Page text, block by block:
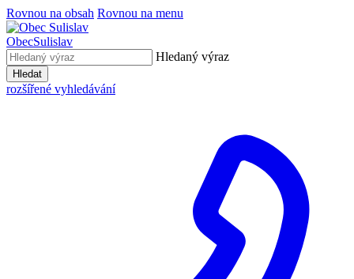
Rovnou na obsah Rovnou na menu
ObecSulislav
Hledaný výraz
Hledat
rozšířené vyhledávání